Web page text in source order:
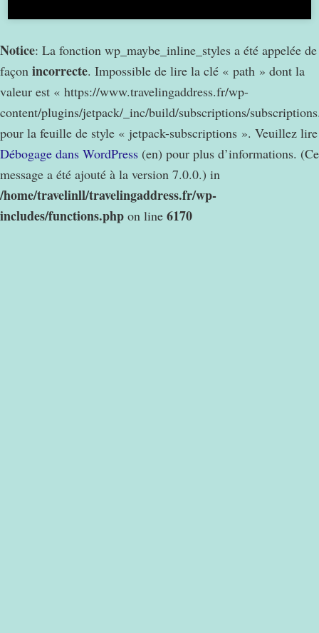
Notice: La fonction wp_maybe_inline_styles a été appelée de
façon incorrecte. Impossible de lire la clé « path » dont la
valeur est « https://www.travelingaddress.fr/wp-
content/plugins/jetpack/_inc/build/subscriptions/
pour la feuille de style « jetpack-subscriptions ». Veuillez lire
Débogage dans WordPress (en) pour plus d’informations. (Ce
message a été ajouté à la version 7.0.0.) in
/home/travelinll/travelingaddress.fr/wp-
includes/functions.php on line 6170